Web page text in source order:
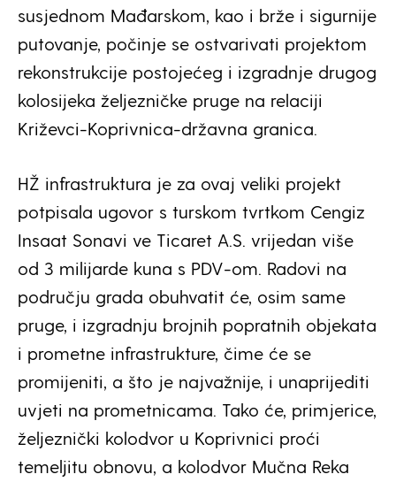
susjednom Mađarskom, kao i brže i sigurnije
putovanje, počinje se ostvarivati projektom
rekonstrukcije postojećeg i izgradnje drugog
kolosijeka željezničke pruge na relaciji
Križevci-Koprivnica-državna granica.
HŽ infrastruktura je za ovaj veliki projekt
potpisala ugovor s turskom tvrtkom Cengiz
Insaat Sonavi ve Ticaret A.S. vrijedan više
od 3 milijarde kuna s PDV-om. Radovi na
području grada obuhvatit će, osim same
pruge, i izgradnju brojnih popratnih objekata
i prometne infrastrukture, čime će se
promijeniti, a što je najvažnije, i unaprijediti
uvjeti na prometnicama. Tako će, primjerice,
željeznički kolodvor u Koprivnici proći
temeljitu obnovu, a kolodvor Mučna Reka